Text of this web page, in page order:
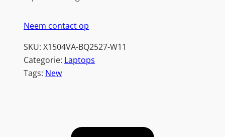
Neem contact op
SKU: X1504VA-BQ2527-W11
Categorie: Laptops
Tags: New